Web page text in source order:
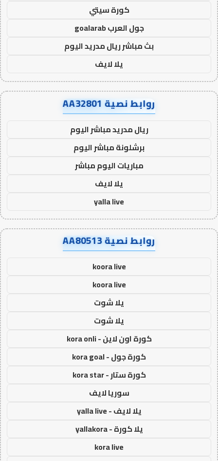
كورة سيتي
جول العرب goalarab
بث مباشر ريال مدريد اليوم
يلا لايف
روابط نصية AA32801
ريال مدريد مباشر اليوم
برشلونة مباشر اليوم
مباريات اليوم مباشر
يلا لايف
yalla live
روابط نصية AA80513
koora live
koora live
يلا شوت
يلا شوت
كورة اون لاين - kora onli
كورة جول - kora goal
كورة ستار - kora star
سوريا لايف
يلا لايف - yalla live
يلا كورة - yallakora
kora live